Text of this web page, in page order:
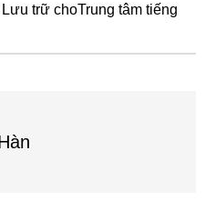
trữ choTrung tâm tiếng